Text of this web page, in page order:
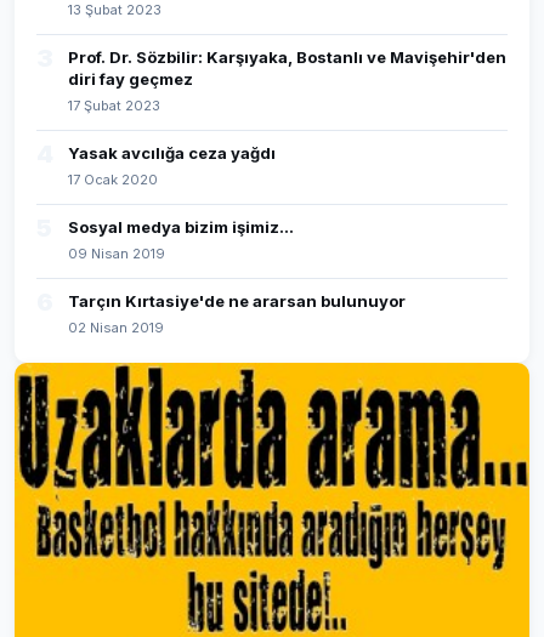
13 Şubat 2023
Prof. Dr. Sözbilir: Karşıyaka, Bostanlı ve Mavişehir'den
diri fay geçmez
17 Şubat 2023
Yasak avcılığa ceza yağdı
17 Ocak 2020
Sosyal medya bizim işimiz...
09 Nisan 2019
Tarçın Kırtasiye'de ne ararsan bulunuyor
02 Nisan 2019